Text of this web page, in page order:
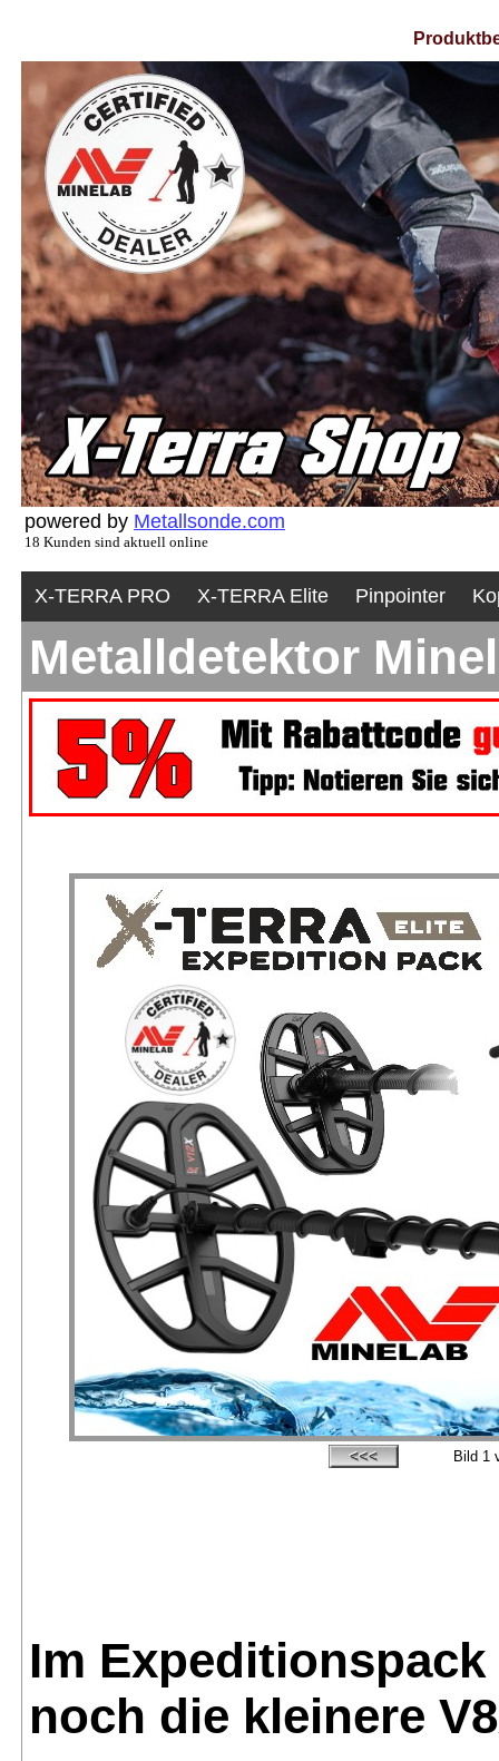
powered by Metallsonde.com
18 Kunden sind aktuell online
X-TERRA PRO X-TERRA Elite Pinpointer
Metalldetektor
Bild 1
Im
noch die kleinere